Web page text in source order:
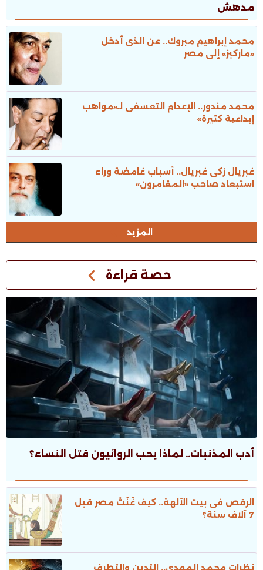
مدهش
محمد إبراهيم مبروك.. عن الذى أدخل
«ماركيز» إلى مصر
محمد مندور.. الإعدام التعسفى لـ«مواهب
إبداعية كثيرة»
غبريال زكى غبريال.. أسباب غامضة وراء
استبعاد صاحب «المقامرون»
المزيد
حصة قراءة
أدب المذنبات.. لماذا يحب الروائيون قتل النساء؟
الرقص فى بيت الآلهة.. كيف غَنَّتْ مصر قبل
7 آلاف سنة؟
نظرات محمد المهدى.. التدين والتطرف